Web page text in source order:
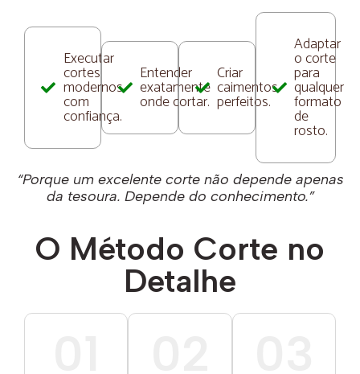
Executar
cortes
modernos
com
confiança.
Entender
exatamente
onde cortar.
Criar
caimentos
perfeitos.
Adaptar
o corte
para
qualquer
formato
de
rosto.
“Porque um excelente corte não depende apenas
da tesoura. Depende do conhecimento.”
O Método Corte no
Detalhe